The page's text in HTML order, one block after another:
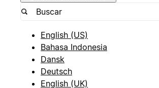
English (US)
Bahasa Indonesia
Dansk
Deutsch
English (UK)